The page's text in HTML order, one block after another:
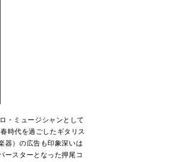
・ミュージシャンとして
時代を過ごしたギタリス
器）の広告も印象深いは
ースターとなった押尾コ